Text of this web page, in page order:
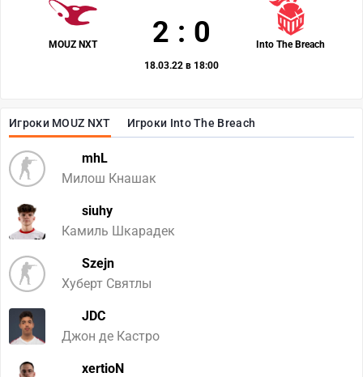
Игроки MOUZ NXT Игроки Into The Breach
mhL
Милош Кнашак
siuhy
Камиль Шкарадек
Szejn
Хуберт Святлы
JDC
Джон де Кастро
xertioN
MOUZ NXT Into The Breach
2 : 0
18.03.22 в 18:00